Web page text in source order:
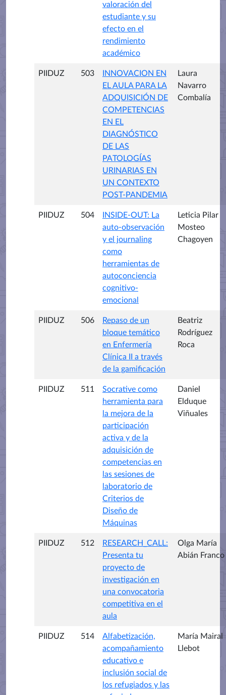
valoración del
estudiante y su
efecto en el
rendimiento
académico
PIIDUZ 503
INNOVACION EN
EL AULA PARA LA
ADQUISICIÓN DE
COMPETENCIAS
EN EL
DIAGNÓSTICO
DE LAS
PATOLOGÍAS
URINARIAS EN
UN CONTEXTO
POST-PANDEMIA
Laura
Navarro
Combalía
PIIDUZ 504
INSIDE-OUT: La
auto-observación
y el journaling
como
herramientas de
autoconciencia
cognitivo-
emocional
Leticia Pilar
Mosteo
Chagoyen
PIIDUZ 506
Repaso de un
bloque temático
en Enfermería
Clínica II a través
de la gamificación
Beatriz
Rodríguez
Roca
PIIDUZ 511
Socrative como
herramienta para
la mejora de la
participación
activa y de la
adquisición de
competencias en
las sesiones de
laboratorio de
Criterios de
Diseño de
Máquinas
Daniel
Elduque
Viñuales
PIIDUZ 512
RESEARCH_CALL:
Presenta tu
proyecto de
investigación en
una convocatoria
competitiva en el
aula
Olga María
Abián Franco
PIIDUZ 514
Alfabetización,
acompañamiento
educativo e
inclusión social de
los refugiados y las
María Mairal
Llebot